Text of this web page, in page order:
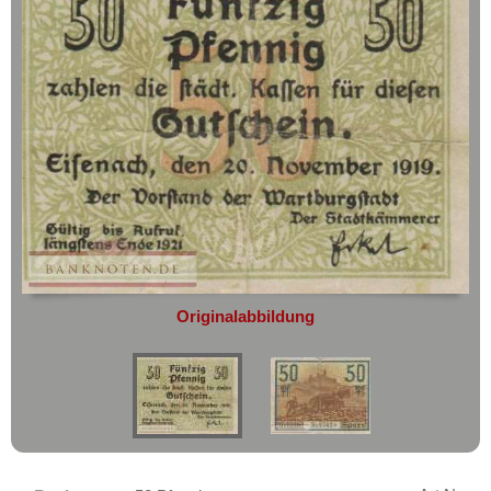
geht oder beschädigt wird.
Absolute Zuverlässigkeit:sowohl in
puncto Service als auch in der Qualität
unserer Banknoten
Möchten Sie Banknoten
verkaufen?
Dann sind Sie bei uns genau richtig
Senden Sie uns einfach ein
Übersichtsbild Ihrer Banknoten an
info@banknoten.de.
Weitere Informationen zum Ankauf
finden Siehier.
Ehrenfriedersdorf
Eichrodt-Wutha
Eilenburg
Einswarden
Eisbergen
Eisenach
Eisenberg
Eisfeld
Elberfeld
Emmendingen
Emmerich
Australien & Ozeanien
Originalabbildung